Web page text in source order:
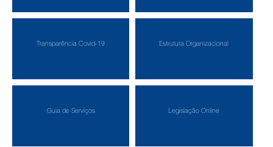
Transparência Covid-19 Estrutura Organizacional
Guia de Serviços Legislação Online